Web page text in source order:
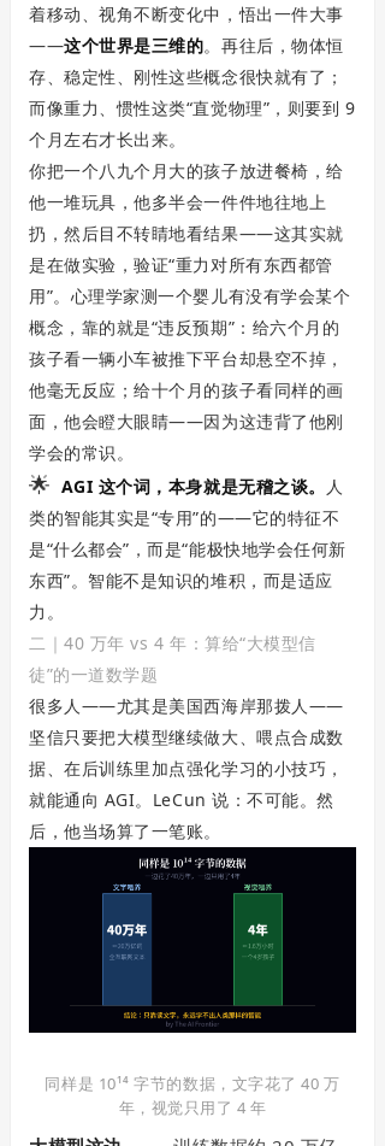
着移动、视角不断变化中，悟出一件大事
——这个世界是三维的。再往后，物体恒
存、稳定性、刚性这些概念很快就有了；
而像重力、惯性这类“直觉物理”，则要到 9
个月左右才长出来。
你把一个八九个月大的孩子放进餐椅，给
他一堆玩具，他多半会一件件地往地上
扔，然后目不转睛地看结果——这其实就
是在做实验，验证“重力对所有东西都管
用”。心理学家测一个婴儿有没有学会某个
概念，靠的就是“违反预期”：给六个月的
孩子看一辆小车被推下平台却悬空不掉，
他毫无反应；给十个月的孩子看同样的画
面，他会瞪大眼睛——因为这违背了他刚
学会的常识。
🌟 AGI 这个词，本身就是无稽之谈。
人
类的智能其实是“专用”的——它的特征不
是“什么都会”，而是“能极快地学会任何新
东西”。智能不是知识的堆积，而是适应
力。
二｜40 万年 vs 4 年：算给“大模型信
徒”的一道数学题
很多人——尤其是美国西海岸那拨人——
坚信只要把大模型继续做大、喂点合成数
据、在后训练里加点强化学习的小技巧，
就能通向 AGI。LeCun 说：不可能。然
后，他当场算了一笔账。
同样是 10¹⁴ 字节的数据，文字花了 40 万
年，视觉只用了 4 年